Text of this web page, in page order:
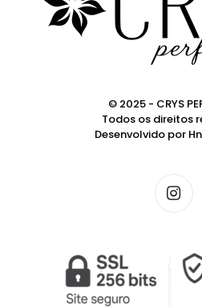
© 2025 - CRYS
Todos os direitos
Desenvolvido por